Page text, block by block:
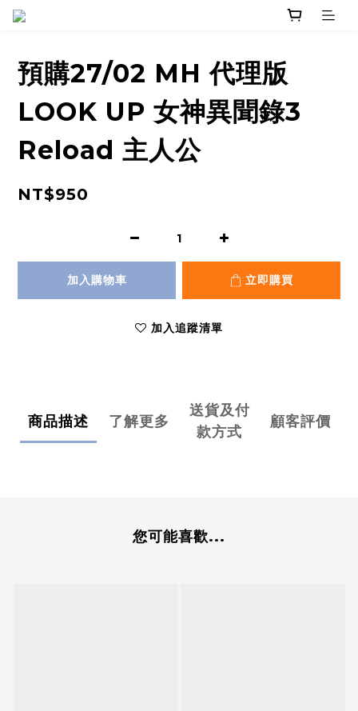
預購27/02 MH 代理版
LOOK UP 女神異聞錄3
Reload 主人公
NT$950
加入購物車 立即購買
加入追蹤清單
商品描述 了解更多
送貨及付
款方式
顧客評價
您可能喜歡...